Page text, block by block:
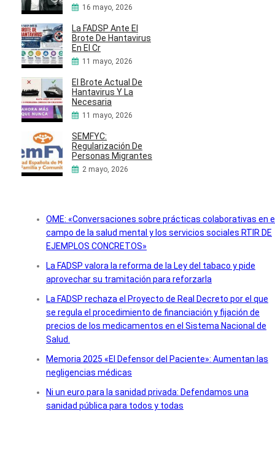
16 mayo, 2026
La FADSP Ante El
Brote De Hantavirus
En El Cr
11 mayo, 2026
El Brote Actual De
Hantavirus Y La
Necesaria
11 mayo, 2026
SEMFYC:
Regularización De
Personas Migrantes
2 mayo, 2026
OME: «Conversaciones sobre prácticas colaborativas en
campo de la salud mental y los servicios sociales RTIR DE
EJEMPLOS CONCRETOS»
La FADSP valora la reforma de la Ley del tabaco y pide
aprovechar su tramitación para reforzarla
La FADSP rechaza el Proyecto de Real Decreto por el que
se regula el procedimiento de financiación y fijación de
precios de los medicamentos en el Sistema Nacional de
Salud.
Memoria 2025 «El Defensor del Paciente»: Aumentan las
negligencias médicas
Ni un euro para la sanidad privada: Defendamos una
sanidad pública para todos y todas